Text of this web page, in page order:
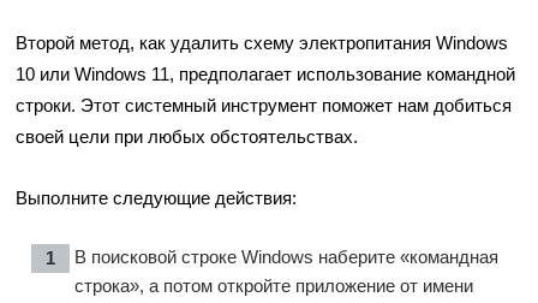
Второй метод, как удалить схему электропитания Windows
10 или Windows 11, предполагает использование командной
строки. Этот системный инструмент поможет нам добиться
своей цели при любых обстоятельствах.
Выполните следующие действия:
В поисковой строке Windows наберите «командная
строка», а потом откройте приложение от имени